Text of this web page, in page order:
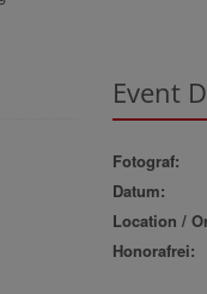
Event
Fotograf:
Datum:
Location /
Honorafrei: